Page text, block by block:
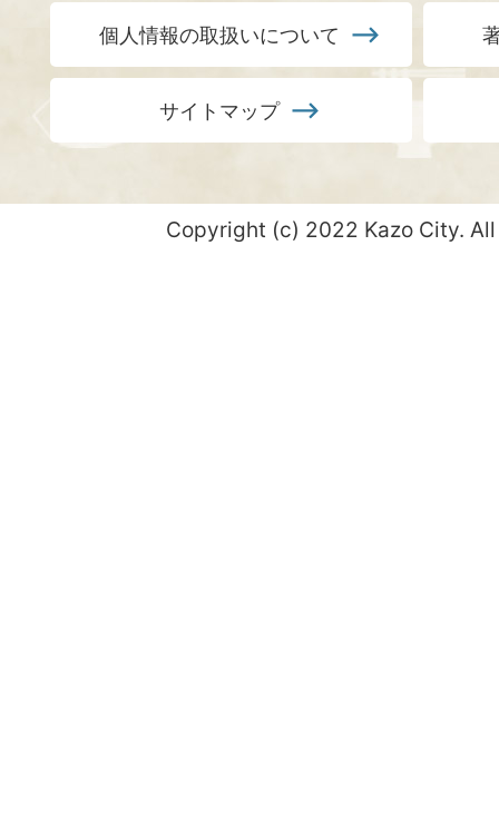
個人情報の取扱いについて
サイトマップ
Copyright (c) 2022 Kazo City.